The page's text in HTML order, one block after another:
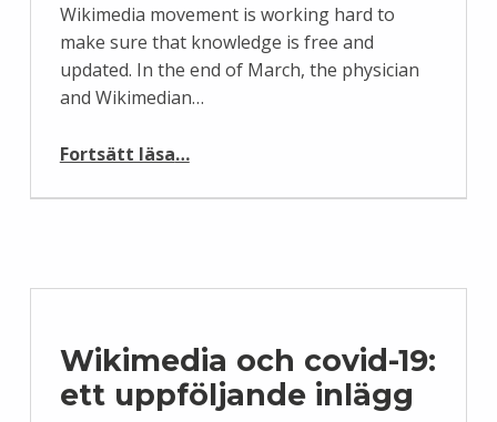
Wikimedia movement is working hard to
make sure that knowledge is free and
updated. In the end of March, the physician
and Wikimedian…
Fortsätt läsa…
Wikimedia och covid-19:
ett uppföljande inlägg